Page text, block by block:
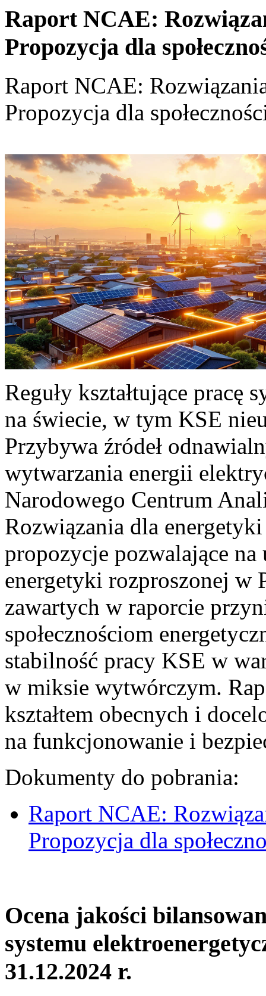
Raport NCAE:
Propozycja dla
Raport NCAE:
Propozycja dla
Reguły kształtujące pracę
na świecie, w tym KSE
Przybywa źródeł
wytwarzania energii
Narodowego Centrum
Rozwiązania dla
propozycje pozwalające
energetyki rozproszonej w
zawartych w raporcie
społecznościom
stabilność pracy KSE w
w miksie wytwórczym.
kształtem obecnych i
na funkcjonowanie i
Dokumenty do pobrania:
Raport NCAE:
Propozycja dla
Ocena jakości
systemu
31.12.2024 r.